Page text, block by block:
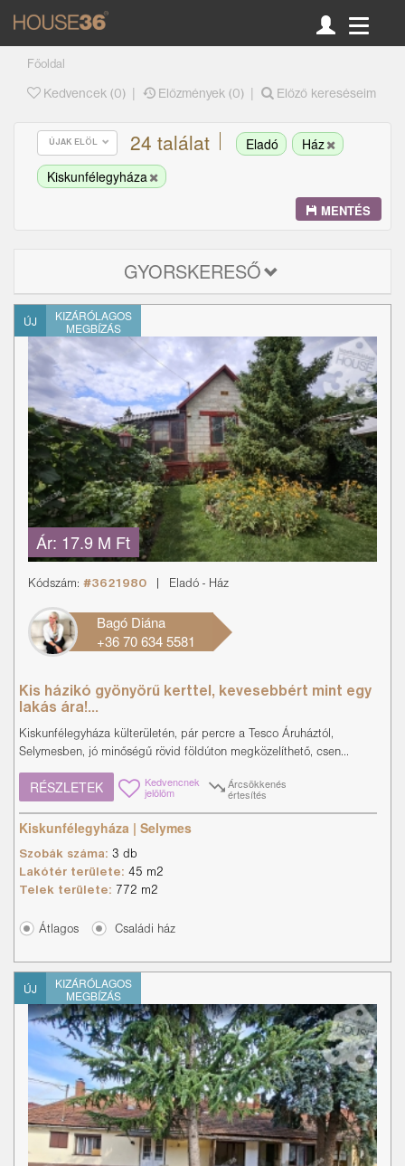
Főoldal
Kedvencek (0) | Előzmények (0) | Előző kereséseim
ÚJAK ELÖL 24 találat Eladó
Ház
Kiskunfélegyháza
MENTÉS
GYORSKERESŐ
ÚJ
KIZÁRÓLAGOS
MEGBÍZÁS
Ár: 17.9 M Ft
Kódszám: #3621980 Eladó - Ház
Bagó Diána
+36 70 634 5581
Kis házikó gyönyörű kerttel, kevesebbért mint egy
lakás ára!...
Kiskunfélegyháza külterületén, pár percre a Tesco Áruháztól,
Selymesben, jó minőségű rövid földúton megközelíthető, csen...
RÉSZLETEK Kedvencnek
jelölöm
Árcsökkenés
értesítés
Kiskunfélegyháza | Selymes
Szobák száma: 3 db
Lakótér területe: 45 m2
Telek területe:
772 m2
Átlagos Családi ház
ÚJ
KIZÁRÓLAGOS
MEGBÍZÁS